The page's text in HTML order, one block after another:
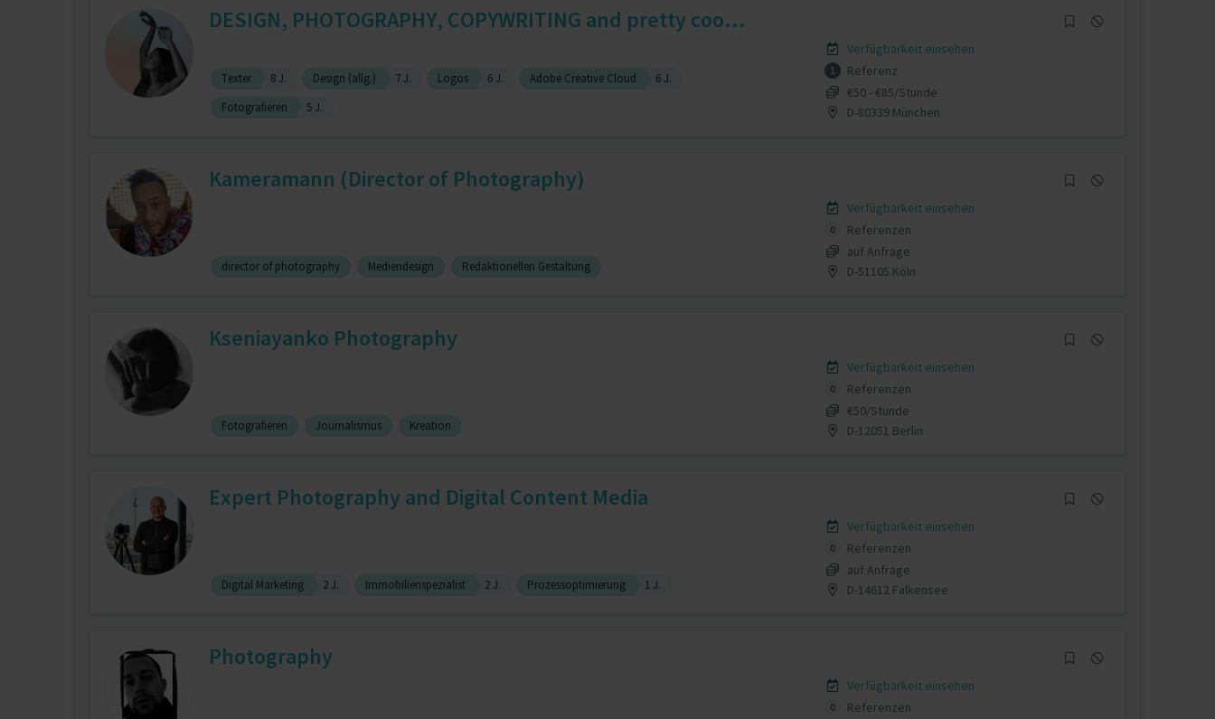
DESIGN, PHOTOGRAPHY, COPYWRITING and pretty coo...
Texter 8 J. Design (allg.) 7 J. Logos 6 J. Adobe Creative Cloud
6 J.
Fotografieren
5 J.
Verfügbarkeit einsehen
1
Referenz
€50 - €85/Stunde
D-80339 München
Kameramann (Director of Photography)
director of photography Mediendesign Redaktionellen Gestaltung
Verfügbarkeit einsehen
0
Referenzen
auf Anfrage
D-51105 Köln
Kseniayanko Photography
Fotografieren Journalismus Kreation
Verfügbarkeit einsehen
0
Referenzen
€50/Stunde
D-12051 Berlin
Expert Photography and Digital Content Media
Digital Marketing 2 J. Immobilienspezialist 2 J. Prozessoptimierung 1 J.
Verfügbarkeit einsehen
0
Referenzen
auf Anfrage
D-14612 Falkensee
Photography
Verfügbarkeit einsehen
0
Referenzen